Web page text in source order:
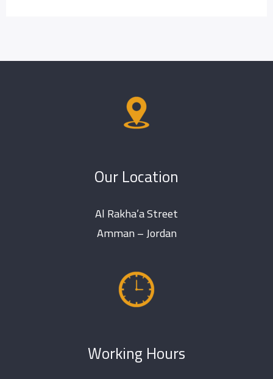
Our Location
Al Rakha’a Street
Amman – Jordan
Working Hours